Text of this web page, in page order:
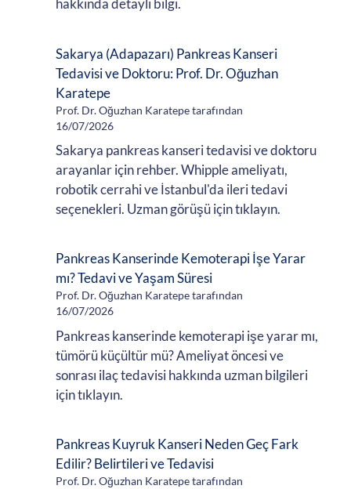
hakkında detaylı bilgi.
Sakarya (Adapazarı) Pankreas Kanseri
Tedavisi ve Doktoru: Prof. Dr. Oğuzhan
Karatepe
Prof. Dr. Oğuzhan Karatepe tarafından
16/07/2026
Sakarya pankreas kanseri tedavisi ve doktoru
arayanlar için rehber. Whipple ameliyatı,
robotik cerrahi ve İstanbul'da ileri tedavi
seçenekleri. Uzman görüşü için tıklayın.
Pankreas Kanserinde Kemoterapi İşe Yarar
mı? Tedavi ve Yaşam Süresi
Prof. Dr. Oğuzhan Karatepe tarafından
16/07/2026
Pankreas kanserinde kemoterapi işe yarar mı,
tümörü küçültür mü? Ameliyat öncesi ve
sonrası ilaç tedavisi hakkında uzman bilgileri
için tıklayın.
Pankreas Kuyruk Kanseri Neden Geç Fark
Edilir? Belirtileri ve Tedavisi
Prof. Dr. Oğuzhan Karatepe tarafından